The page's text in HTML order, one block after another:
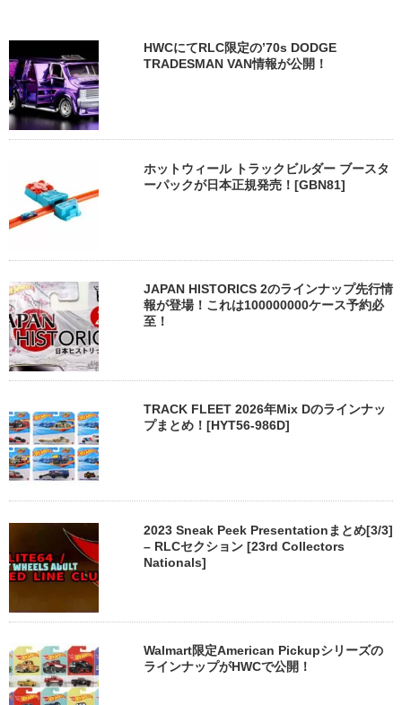
HWCにてRLC限定の’70s DODGE
TRADESMAN VAN情報が公開！
ホットウィール トラックビルダー ブースタ
ーパックが日本正規発売！[GBN81]
JAPAN HISTORICS 2のラインナップ先行情
報が登場！これは100000000ケース予約必
至！
TRACK FLEET 2026年Mix Dのラインナッ
プまとめ！[HYT56-986D]
2023 Sneak Peek Presentationまとめ[3/3]
– RLCセクション [23rd Collectors
Nationals]
Walmart限定American Pickupシリーズの
ラインナップがHWCで公開！